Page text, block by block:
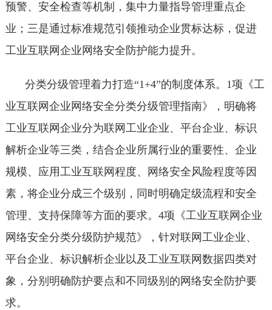
预警、安全检查等机制，集中力量指导管理重点企
业；三是通过标准规范引领推动企业贯标达标，促进
工业互联网企业网络安全防护能力提升。
分类分级管理着力打造“1+4”的制度体系。1项《工
业互联网企业网络安全分类分级管理指南》，明确将
工业互联网企业分为联网工业企业、平台企业、标识
解析企业等三类，结合企业所属行业的重要性、企业
规模、应用工业互联网程度、网络安全风险程度等因
素，将企业分成三个级别，同时明确定级流程和安全
管理、支持保障等方面的要求。4项《工业互联网企业
网络安全分类分级防护规范》，针对联网工业企业、
平台企业、标识解析企业以及工业互联网数据四类对
象，分别明确防护要点和不同级别的网络安全防护要
求。